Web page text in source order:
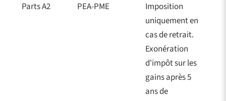
Parts A2
PEA-PME
Imposition
uniquement en
cas de retrait.
Exonération
d'impôt sur les
gains après 5
ans de